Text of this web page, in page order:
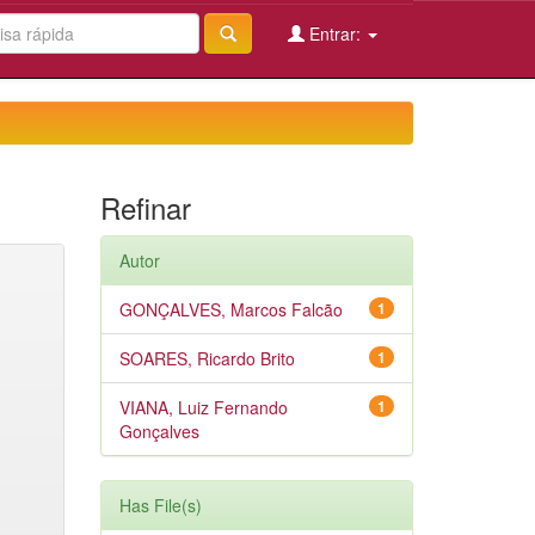
Entrar:
Refinar
Autor
1
GONÇALVES, Marcos Falcão
1
SOARES, Ricardo Brito
1
VIANA, Luiz Fernando
Gonçalves
Has File(s)